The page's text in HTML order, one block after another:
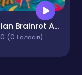
Italian Brainrot Anomaly
0 (0 Голосів)